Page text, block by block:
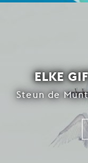
ELKE
Steun de